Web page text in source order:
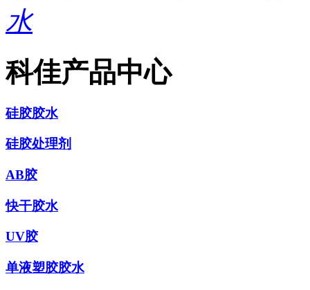
水
科佳产品中心
硅胶胶水
硅胶处理剂
AB胶
快干胶水
UV胶
单液塑胶胶水